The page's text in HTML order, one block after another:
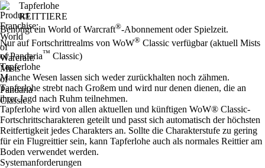
Tapferlohe
REITTIERE
Preis
Available actions
Benötigt ein World of Warcraft®-Abonnement oder Spielzeit.
Nur auf Fortschrittrealms von WoW® Classic verfügbar (aktuell Mists
of Pandaria™ Classic)
Tapferlohe
Manche Wesen lassen sich weder zurückhalten noch zähmen.
Tapferlohe strebt nach Großem und wird nur denen dienen, die an
ihrer Jagd nach Ruhm teilnehmen.
Tapferlohe wird von allen aktuellen und künftigen WoW® Classic-
Fortschrittscharakteren geteilt und passt sich automatisch der höchsten
Reitfertigkeit jedes Charakters an. Sollte die Charakterstufe zu gering
für ein Flugreittier sein, kann Tapferlohe auch als normales Reittier am
Boden verwendet werden.
Systemanforderungen